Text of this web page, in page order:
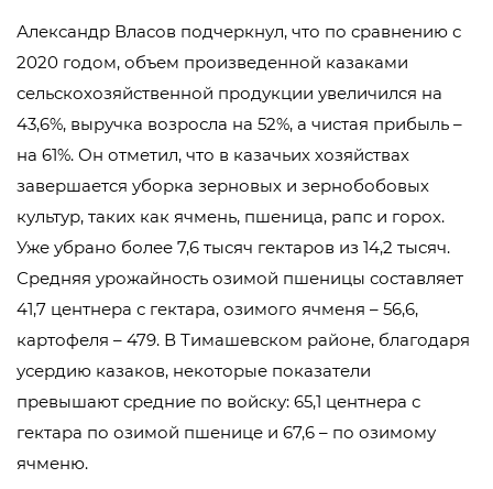
Александр Власов подчеркнул, что по сравнению с
2020 годом, объем произведенной казаками
сельскохозяйственной продукции увеличился на
43,6%, выручка возросла на 52%, а чистая прибыль –
на 61%. Он отметил, что в казачьих хозяйствах
завершается уборка зерновых и зернобобовых
культур, таких как ячмень, пшеница, рапс и горох.
Уже убрано более 7,6 тысяч гектаров из 14,2 тысяч.
Средняя урожайность озимой пшеницы составляет
41,7 центнера с гектара, озимого ячменя – 56,6,
картофеля – 479. В Тимашевском районе, благодаря
усердию казаков, некоторые показатели
превышают средние по войску: 65,1 центнера с
гектара по озимой пшенице и 67,6 – по озимому
ячменю.